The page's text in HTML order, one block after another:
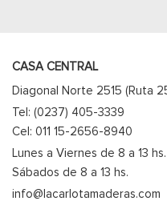
CASA CENTRAL
Diagonal Norte 2515 (Ruta
Tel: (0237) 405-3339
Cel: 011 15-2656-8940
Lunes a Viernes de 8 a 13 hs.
Sábados de 8 a 13 hs.
info@lacarlotamaderas.com